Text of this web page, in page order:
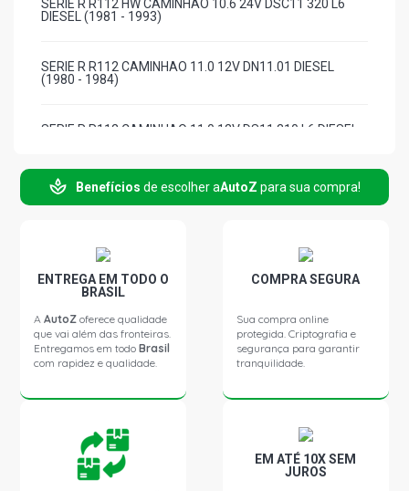
SERIE R R112 HW CAMINHAO 10.6 24V DSC11 320 L6
DIESEL (1981 - 1993)
SERIE R R112 CAMINHAO 11.0 12V DN11.01 DIESEL
(1980 - 1984)
SERIE R R112 CAMINHAO 11.0 12V DS11 310 L6 DIESEL
SERIE R R112 142 EW310 CAMINHAO 11.0 12V DS11 310
L6 DIESEL (1981 - 1993)
SERIE R R112 HW CAMINHAO 11.0 12V DS11 310 L6
SERIE R R112 142 EW410 CAMINHAO 8.1 16V DCS14
DIESEL (1981 - 1993)
SERIE R R113 CAMINHAO 10.6 24V DSC11 320 L6 DIESEL
(1991 - 1998)
Benefícios de escolher aAutoZ para sua compra!
ENTREGA EM TODO O
BRASIL
AAutoZ oferece qualidade
que vai além das fronteiras.
Entregamos em todoBrasil
com rapidez e qualidade.
COMPRA SEGURA
Sua compra online
protegida. Criptografia e
segurança para garantir
tranquilidade.
EM ATÉ 10X SEM
JUROS